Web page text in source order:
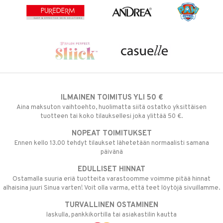
ILMAINEN TOIMITUS YLI 50 €
Aina maksuton vaihtoehto, huolimatta siitä ostatko yksittäisen
tuotteen tai koko tilauksellesi joka ylittää 50 €.
NOPEAT TOIMITUKSET
Ennen kello 13.00 tehdyt tilaukset lähetetään normaalisti samana
päivänä
EDULLISET HINNAT
Ostamalla suuria eriä tuotteita varastoomme voimme pitää hinnat
alhaisina juuri Sinua varten! Voit olla varma, että teet löytöjä sivuillamme.
TURVALLINEN OSTAMINEN
laskulla, pankkikortilla tai asiakastilin kautta